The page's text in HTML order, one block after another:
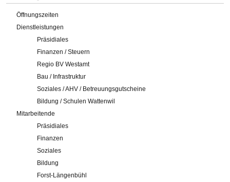
Öffnungszeiten
Dienstleistungen
Präsidiales
Finanzen / Steuern
Regio BV Westamt
Bau / Infrastruktur
Soziales / AHV / Betreuungsgutscheine
Bildung / Schulen Wattenwil
Mitarbeitende
Präsidiales
Finanzen
Soziales
Bildung
Forst-Längenbühl